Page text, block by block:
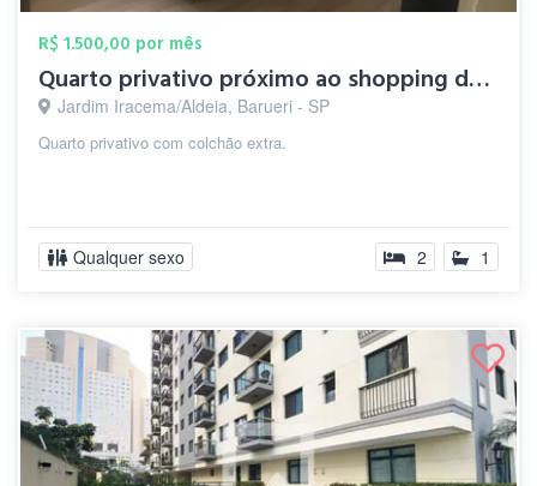
R$ 1.500,00 por mês
Quarto privativo próximo ao shopping de ...
Jardim Iracema/Aldeia, Barueri - SP
Quarto privativo com colchão extra.
Qualquer sexo 2 1